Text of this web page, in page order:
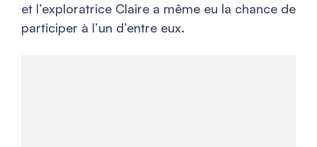
et l’exploratrice Claire a même eu la chance de
participer à l’un d’entre eux.